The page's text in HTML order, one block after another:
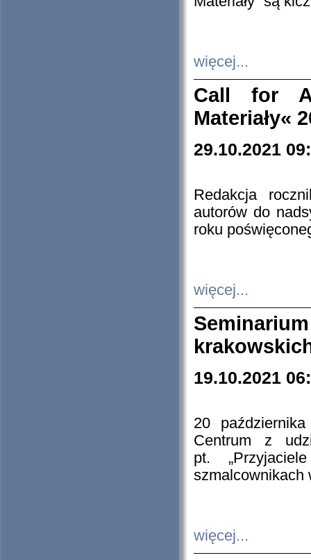
więcej...
Call for
Materiały«
29.10.2021
Redakcja
autorów do
roku
więcej...
19.10.2021
20
Centrum z
pt.
szmalcownikach
więcej...